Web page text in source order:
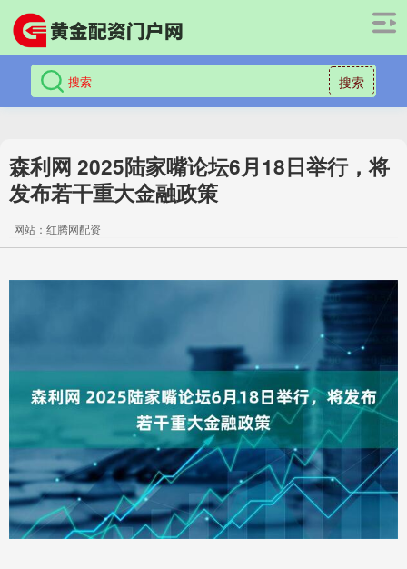
搜索
森利网 2025陆家嘴论坛6月18日举行，将
发布若干重大金融政策
网站：红腾网配资